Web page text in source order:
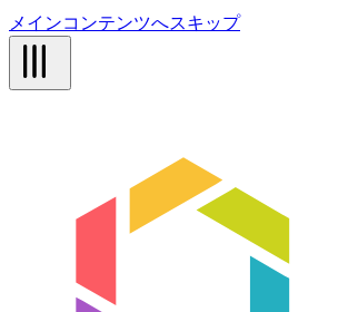
メインコンテンツへスキップ